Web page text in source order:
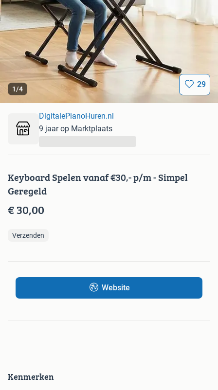
1/4 29
Kenmerken
Keyboard Spelen vanaf €30,- p/m - Simpel
Geregeld
€ 30,00
Verzenden
DigitalePianoHuren.nl
9 jaar op Marktplaats
Website